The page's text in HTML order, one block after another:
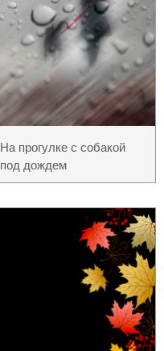
На прогулке с собакой
под дождем